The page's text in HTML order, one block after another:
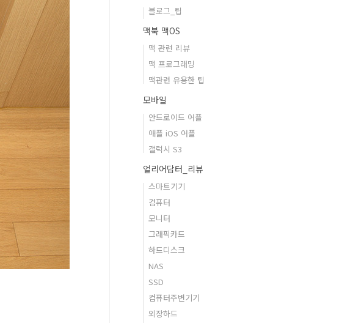
블로그_팁
맥북 맥OS
맥 관련 리뷰
맥 프로그래밍
맥관련 유용한 팁
모바일
안드로이드 어플
애플 iOS 어플
갤럭시 S3
얼리어답터_리뷰
스마트기기
컴퓨터
모니터
그래픽카드
하드디스크
NAS
SSD
컴퓨터주변기기
외장하드